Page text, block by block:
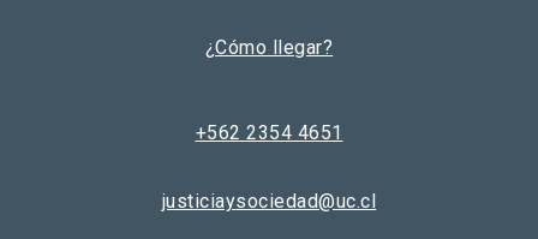
¿Cómo llegar?
+562 2354 4651
justiciaysociedad@uc.cl